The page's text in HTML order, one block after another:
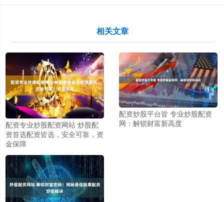
相关文章
配资专业炒股配资网站 炒股配
资首选配资皆选，安全可靠，资
金保障
配资炒股平台皆 专业炒股配资
网：解锁财富新高度